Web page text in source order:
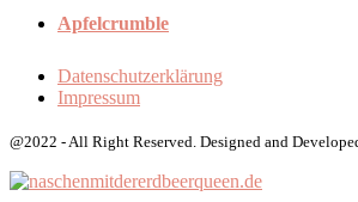
Apfelcrumble
Datenschutzerklärung
Impressum
@2022 - All Right Reserved. Designed and